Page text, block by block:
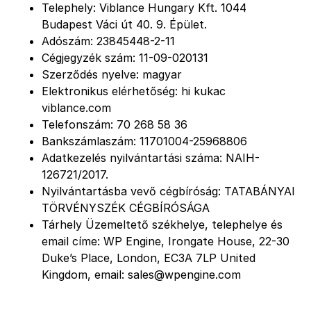
Telephely: Viblance Hungary Kft. 1044
Budapest Váci út 40. 9. Épület.
Adószám: 23845448-2-11
Cégjegyzék szám: 11-09-020131
Szerződés nyelve: magyar
Elektronikus elérhetőség: hi kukac
viblance.com
Telefonszám: 70 268 58 36
Bankszámlaszám: 11701004-25968806
Adatkezelés nyilvántartási száma: NAIH-
126721/2017.
Nyilvántartásba vevő cégbíróság: TATABÁNYAI
TÖRVÉNYSZÉK CÉGBÍRÓSÁGA
Tárhely Üzemeltető székhelye, telephelye és
email címe: WP Engine, Irongate House, 22-30
Duke’s Place, London, EC3A 7LP United
Kingdom, email: sales@wpengine.com